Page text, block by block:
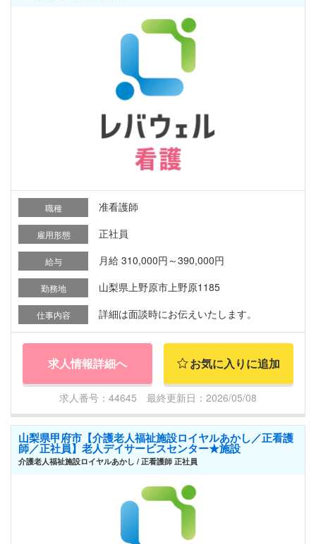
職種 准看護師
雇用形態 正社員
給与 月給 310,000円～390,000円
勤務地 山梨県上野原市上野原1185
仕事内容 詳細は面談時にお伝えいたします。
求人情報詳細へ お気に入りに追加
求人番号：44645 最終更新日：2026/05/08
山梨県甲府市【介護老人福祉施設ロイヤルあかし／正看護
師／正社員】老人デイサービスセンター★施設
介護老人福祉施設ロイヤルあかし / 正看護師 正社員